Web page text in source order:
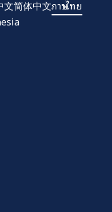
文简体中文ภาษาไทย